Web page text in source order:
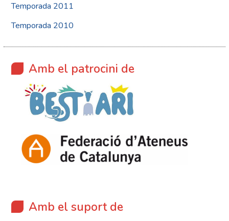
Temporada 2011
Temporada 2010
Amb el patrocini de
Amb el suport de